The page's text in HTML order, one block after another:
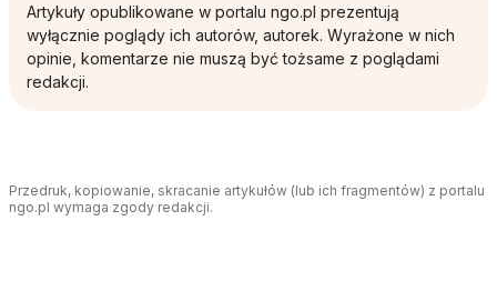
Artykuły opublikowane w portalu ngo.pl prezentują
wyłącznie poglądy ich autorów, autorek. Wyrażone w nich
opinie, komentarze nie muszą być tożsame z poglądami
redakcji.
Przedruk, kopiowanie, skracanie artykułów (lub ich fragmentów) z portalu
ngo.pl wymaga zgody redakcji.